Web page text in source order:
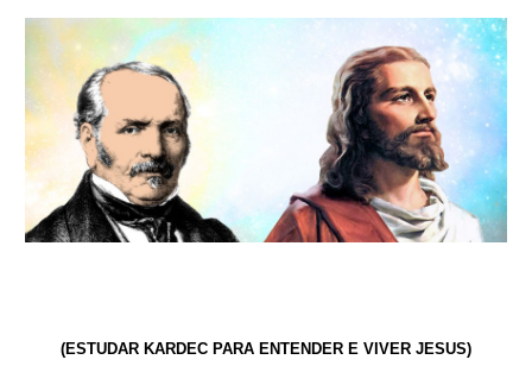
(ESTUDAR KARDEC PARA ENTENDER E VIVER JESUS)